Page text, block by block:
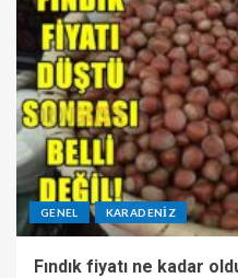
GENEL KARADENIZ
Fındık fiyatı ne kadar